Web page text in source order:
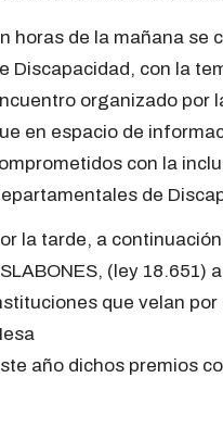
horas de la mañana se
Discapacidad, con la
organizado por
en espacio de
con la
de
la tarde, a
(ley 18.651)
que velan
año dichos premios